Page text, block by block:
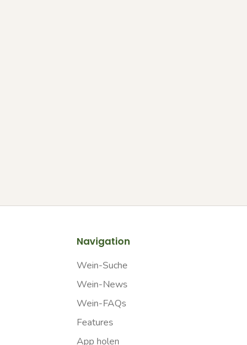
Navigation
Wein-Suche
Wein-News
Wein-FAQs
Features
App holen